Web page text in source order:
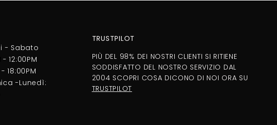
- Sabato
12:00PM
18:00PM
-Lunedì:
TRUSTPILOT
PIÙ DEL 98% DEI NOSTRI CLIENTI SI RITIENE
SODDISFATTO DEL NOSTRO SERVIZIO DAL
2004 SCOPRI COSA DICONO DI NOI ORA SU
TRUSTPILOT